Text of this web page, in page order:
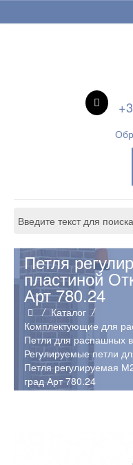
Петля
пластиной
Арт 780.24
Каталог
Комплектующие для
Петли для распашных
Регулируемые петли
Петля регулируемая
град Арт 780.24